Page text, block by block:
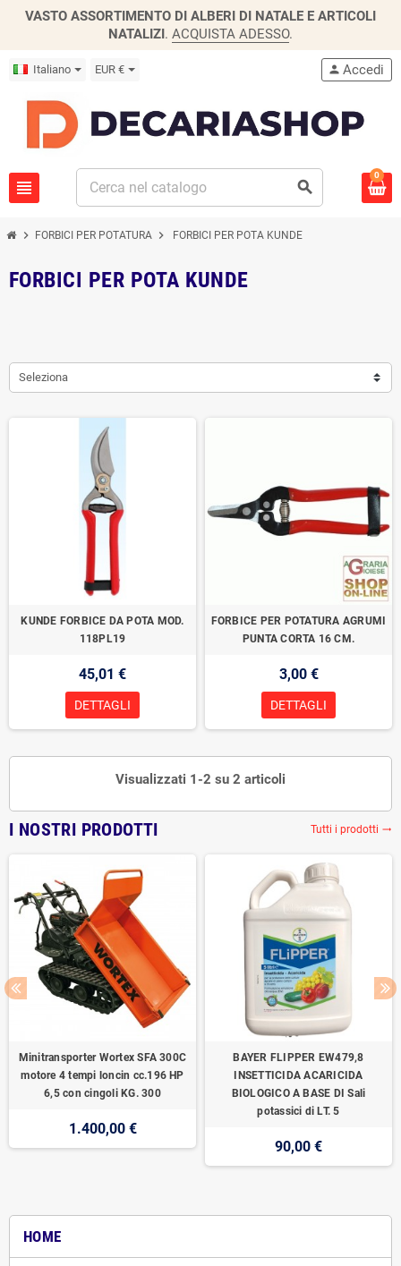
VASTO ASSORTIMENTO DI ALBERI DI NATALE E ARTICOLI
NATALIZI. ACQUISTA ADESSO.
Italiano EUR €
view_headline search
person Accedi
0
chevron_right FORBICI PER POTATURA chevron_right FORBICI PER POTA KUNDE
HOME
FORBICI PER POTA KUNDE
Seleziona
KUNDE FORBICE DA POTA MOD.
118PL19
45,01 €
DETTAGLI
FORBICE PER POTATURA AGRUMI
PUNTA CORTA 16 CM.
3,00 €
DETTAGLI
Visualizzati 1-2 su 2 articoli
I NOSTRI PRODOTTI Tutti i prodotti trending_flat
Minitransporter Wortex SFA 300C
motore 4 tempi loncin cc.196 HP
6,5 con cingoli KG. 300
1.400,00 €
BAYER FLIPPER EW479,8
INSETTICIDA ACARICIDA
BIOLOGICO A BASE DI Sali
potassici di LT. 5
90,00 €